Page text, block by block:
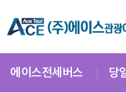
에이스전세버스 당